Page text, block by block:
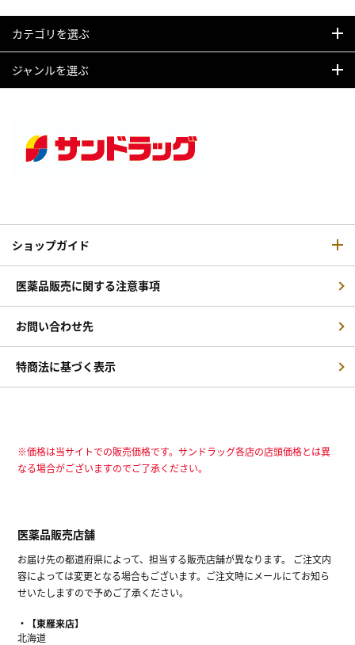
カテゴリを選ぶ
ジャンルを選ぶ
ショップガイド
医薬品販売に関する注意事項
お問い合わせ先
特商法に基づく表示
※価格は当サイトでの販売価格です。サンドラッグ各店の店頭価格とは異
なる場合がございますのでご了承ください。
医薬品販売店舗
お届け先の都道府県によって、担当する販売店舗が異なります。 ご注文内
容によっては変更となる場合もございます。ご注文時にメールにてお知ら
せいたしますので予めご了承ください。
【東雁来店】
北海道